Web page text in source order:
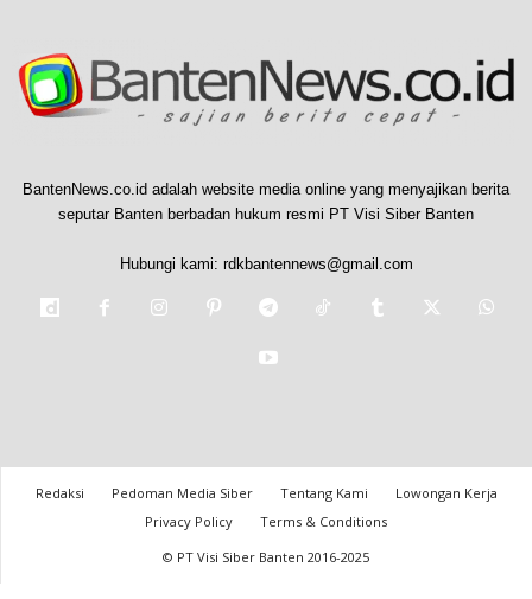
BantenNews.co.id adalah website media online yang menyajikan berita
seputar Banten berbadan hukum resmi PT Visi Siber Banten
Hubungi kami: rdkbantennews@gmail.com
Redaksi Pedoman Media Siber Tentang Kami
Lowongan Kerja
Privacy Policy
Terms & Conditions
© PT Visi Siber Banten 2016-2025